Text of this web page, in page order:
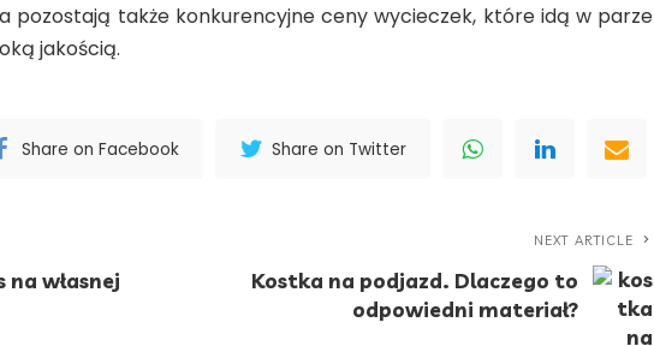
pozostają także konkurencyjne ceny wycieczek, które idą w parze
jakością.
Share on Facebook Share on Twitter
własnej
NEXT ARTICLE
Kostka na podjazd. Dlaczego to
odpowiedni materiał?